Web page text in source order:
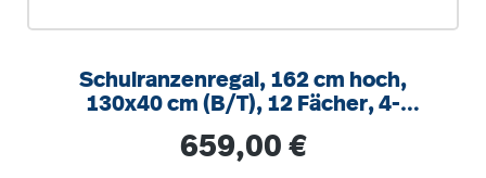
Schulranzenregal, 162 cm hoch,
130x40 cm (B/T), 12 Fächer, 4-
Regulärer Preis:
659,00 €